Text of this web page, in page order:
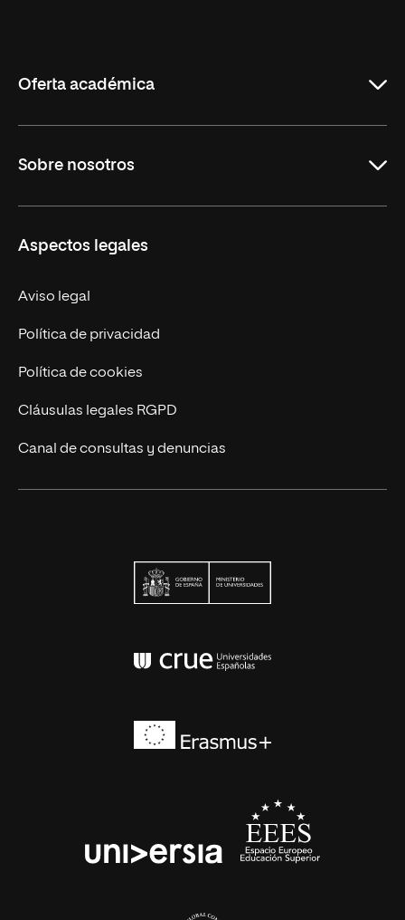
Oferta académica
Maestrías
Sobre nosotros
Trabaja en UNIR
Actualidad UNIR
Contáctanos
Aspectos legales
Aviso legal
Política de privacidad
Política de cookies
Cláusulas legales RGPD
Canal de consultas y denuncias